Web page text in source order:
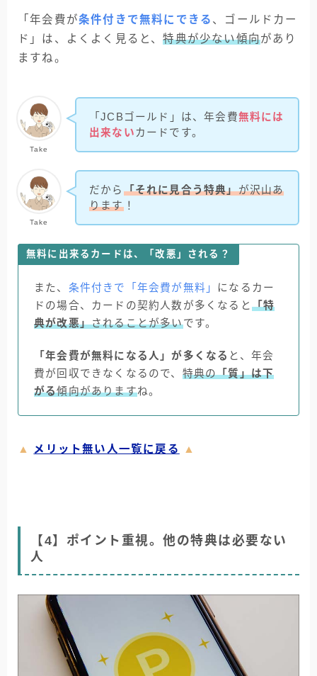
「年会費が条件付きで無料にできる 、ゴールドカー
ド」は、よくよく見ると、特典が少ない傾向があり
ますね。
Take
「JCBゴールド」は、年会費無料には
出来ないカードです。
Take
だから 「それに見合う特典」が沢山あ
ります！
無料に出来るカードは、「改悪」される？
また、 条件付きで「年会費が無料」 になるカー
ドの場合、カードの契約人数が多くなると 「特
典が改悪」されることが多いです。
「年会費が無料になる人」が多くなる と、年会
費が回収できなくなるので、 特典の「質」は下
がる傾向がありますね。
▲ メリット無い人一覧に戻る ▲
【4】ポイント重視。他の特典は必要ない
人